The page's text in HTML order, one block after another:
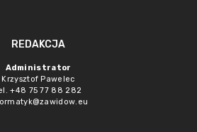
REDAKCJA
Administrator
Krzysztof Pawelec
+48 75 77 88 282